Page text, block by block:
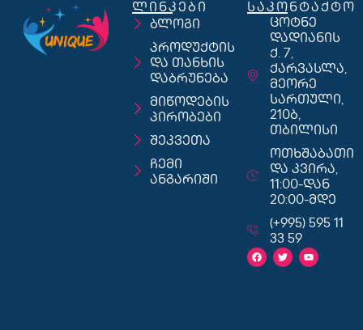
ლინკები
ბლოგი
პროდუქტის
და თანხის
დაბრუნება
მიწოდების
პირობები
შეკვეთა
ჩემი
ანგარიში
საკონტაქტო
ცოტნე
დადიანის
ქ. 7,
ქარვასლა,
მეორე
სართული,
210ბ,
თბილისი
ოთხშაბათი
და კვირა,
11:00-დან
20:00-მდე
(+995) 595 11
33 59